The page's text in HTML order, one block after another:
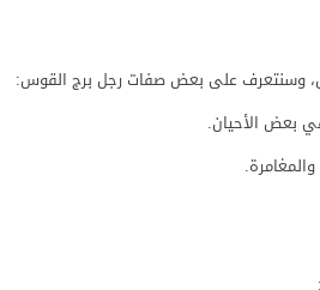
وسنتعرف على بعض صفات رجل برج القوس:
بعض الأحيان.